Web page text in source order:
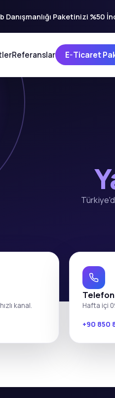
Danışmanlığı Paketinizi %50
Referanslar E-Ticaret
kanal.
Telefon
Hafta içi
+90 850